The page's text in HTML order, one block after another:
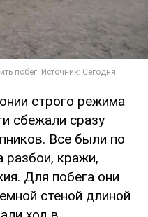
строго режима
сбежали сразу
Все были по
разбои, кражи,
Для побега они
стеной длиной